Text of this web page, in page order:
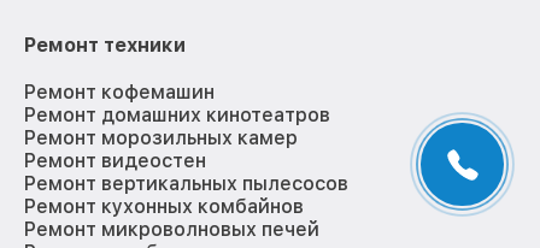
Ремонт техники
Ремонт кофемашин
Ремонт домашних кинотеатров
Ремонт морозильных камер
Ремонт видеостен
Ремонт вертикальных пылесосов
Ремонт кухонных комбайнов
Ремонт микроволновых печей